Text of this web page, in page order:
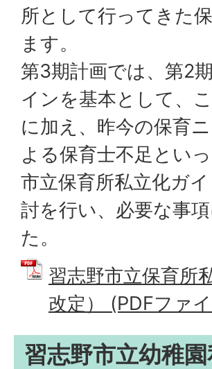
所として行ってきた
ます。
第3期計画では、第2
インを基本として、
に加え、昨今の保育
よる保育士不足とい
市立保育所私立化ガ
討を行い、必要な事
た。
習志野市立保育所
改定） (PDFファ
習志野市立幼稚